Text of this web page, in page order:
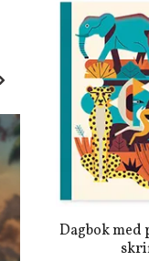
Dagbok med